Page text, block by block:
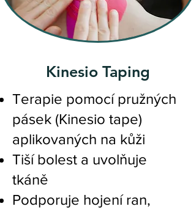
Kinesio Taping
Terapie pomocí pružných
pásek (Kinesio tape)
aplikovaných na kůži
Tiší bolest a uvolňuje
tkáně
Podporuje hojení ran,